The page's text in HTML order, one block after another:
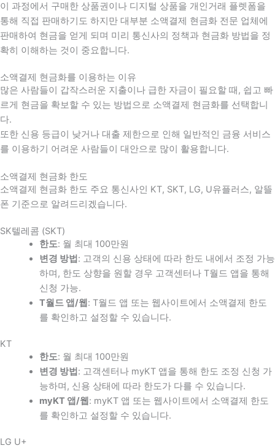
이 과정에서 구매한 상품권이나 디지털 상품을 개인거래 플렛폼을
통해 직접 판매하기도 하지만 대부분 소액결제 현금화 전문 업체에
판매하여 현금을 얻게 되며 미리 통신사의 정책과 현금화 방법을 정
확히 이해하는 것이 중요합니다.
소액결제 현금화를 이용하는 이유
많은 사람들이 갑작스러운 지출이나 급한 자금이 필요할 때 , 쉽고 빠
르게 현금을 확보할 수 있는 방법으로 소액결제 현금화를 선택합니
다.
또한 신용 등급이 낮거나 대출 제한으로 인해 일반적인 금융 서비스
를 이용하기 어려운 사람들이 대안으로 많이 활용합니다.
소액결제 현금화 한도
소액결제 현금화 한도 주요 통신사인 KT, SKT, LG, U유플러스, 알뜰
폰 기준으로 알려드리겠습니다.
SK텔레콤 (SKT)
한도: 월 최대 100만원
변경 방법 : 고객의 신용 상태에 따라 한도 내에서 조정 가능
하며, 한도 상향을 원할 경우 고객센터나 T월드 앱을 통해
신청 가능.
T월드 앱/웹 : T월드 앱 또는 웹사이트에서 소액결제 한도
를 확인하고 설정할 수 있습니다.
KT
한도: 월 최대 100만원
변경 방법 : 고객센터나 myKT 앱을 통해 한도 조정 신청 가
능하며, 신용 상태에 따라 한도가 다를 수 있습니다.
myKT 앱/웹 : myKT 앱 또는 웹사이트에서 소액결제 한도
를 확인하고 설정할 수 있습니다.
LG U+